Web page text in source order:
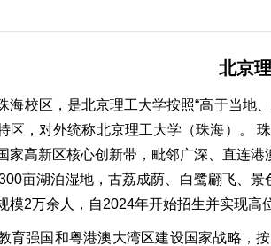
北京
海校区，是北京理工大学按照“高于当地
区，对外统称北京理工大学（珠海）。
家高新区核心创新带，毗邻广深、直连
亩湖泊湿地，古荔成荫、白鹭翩飞、
模2万余人，自2024年开始招生并实现高
育强国和粤港澳大湾区建设国家战略，